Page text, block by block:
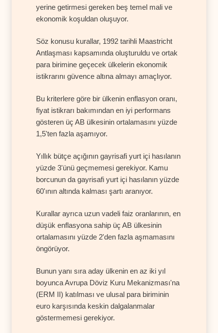
yerine getirmesi gereken beş temel mali ve
ekonomik koşuldan oluşuyor.
Söz konusu kurallar, 1992 tarihli Maastricht
Antlaşması kapsamında oluşturuldu ve ortak
para birimine geçecek ülkelerin ekonomik
istikrarını güvence altına almayı amaçlıyor.
Bu kriterlere göre bir ülkenin enflasyon oranı,
fiyat istikrarı bakımından en iyi performans
gösteren üç AB ülkesinin ortalamasını yüzde
1,5'ten fazla aşamıyor.
Yıllık bütçe açığının gayrisafi yurt içi hasılanın
yüzde 3'ünü geçmemesi gerekiyor. Kamu
borcunun da gayrisafi yurt içi hasılanın yüzde
60'ının altında kalması şartı aranıyor.
Kurallar ayrıca uzun vadeli faiz oranlarının, en
düşük enflasyona sahip üç AB ülkesinin
ortalamasını yüzde 2'den fazla aşmamasını
öngörüyor.
Bunun yanı sıra aday ülkenin en az iki yıl
boyunca Avrupa Döviz Kuru Mekanizması'na
(ERM II) katılması ve ulusal para biriminin
euro karşısında keskin dalgalanmalar
göstermemesi gerekiyor.